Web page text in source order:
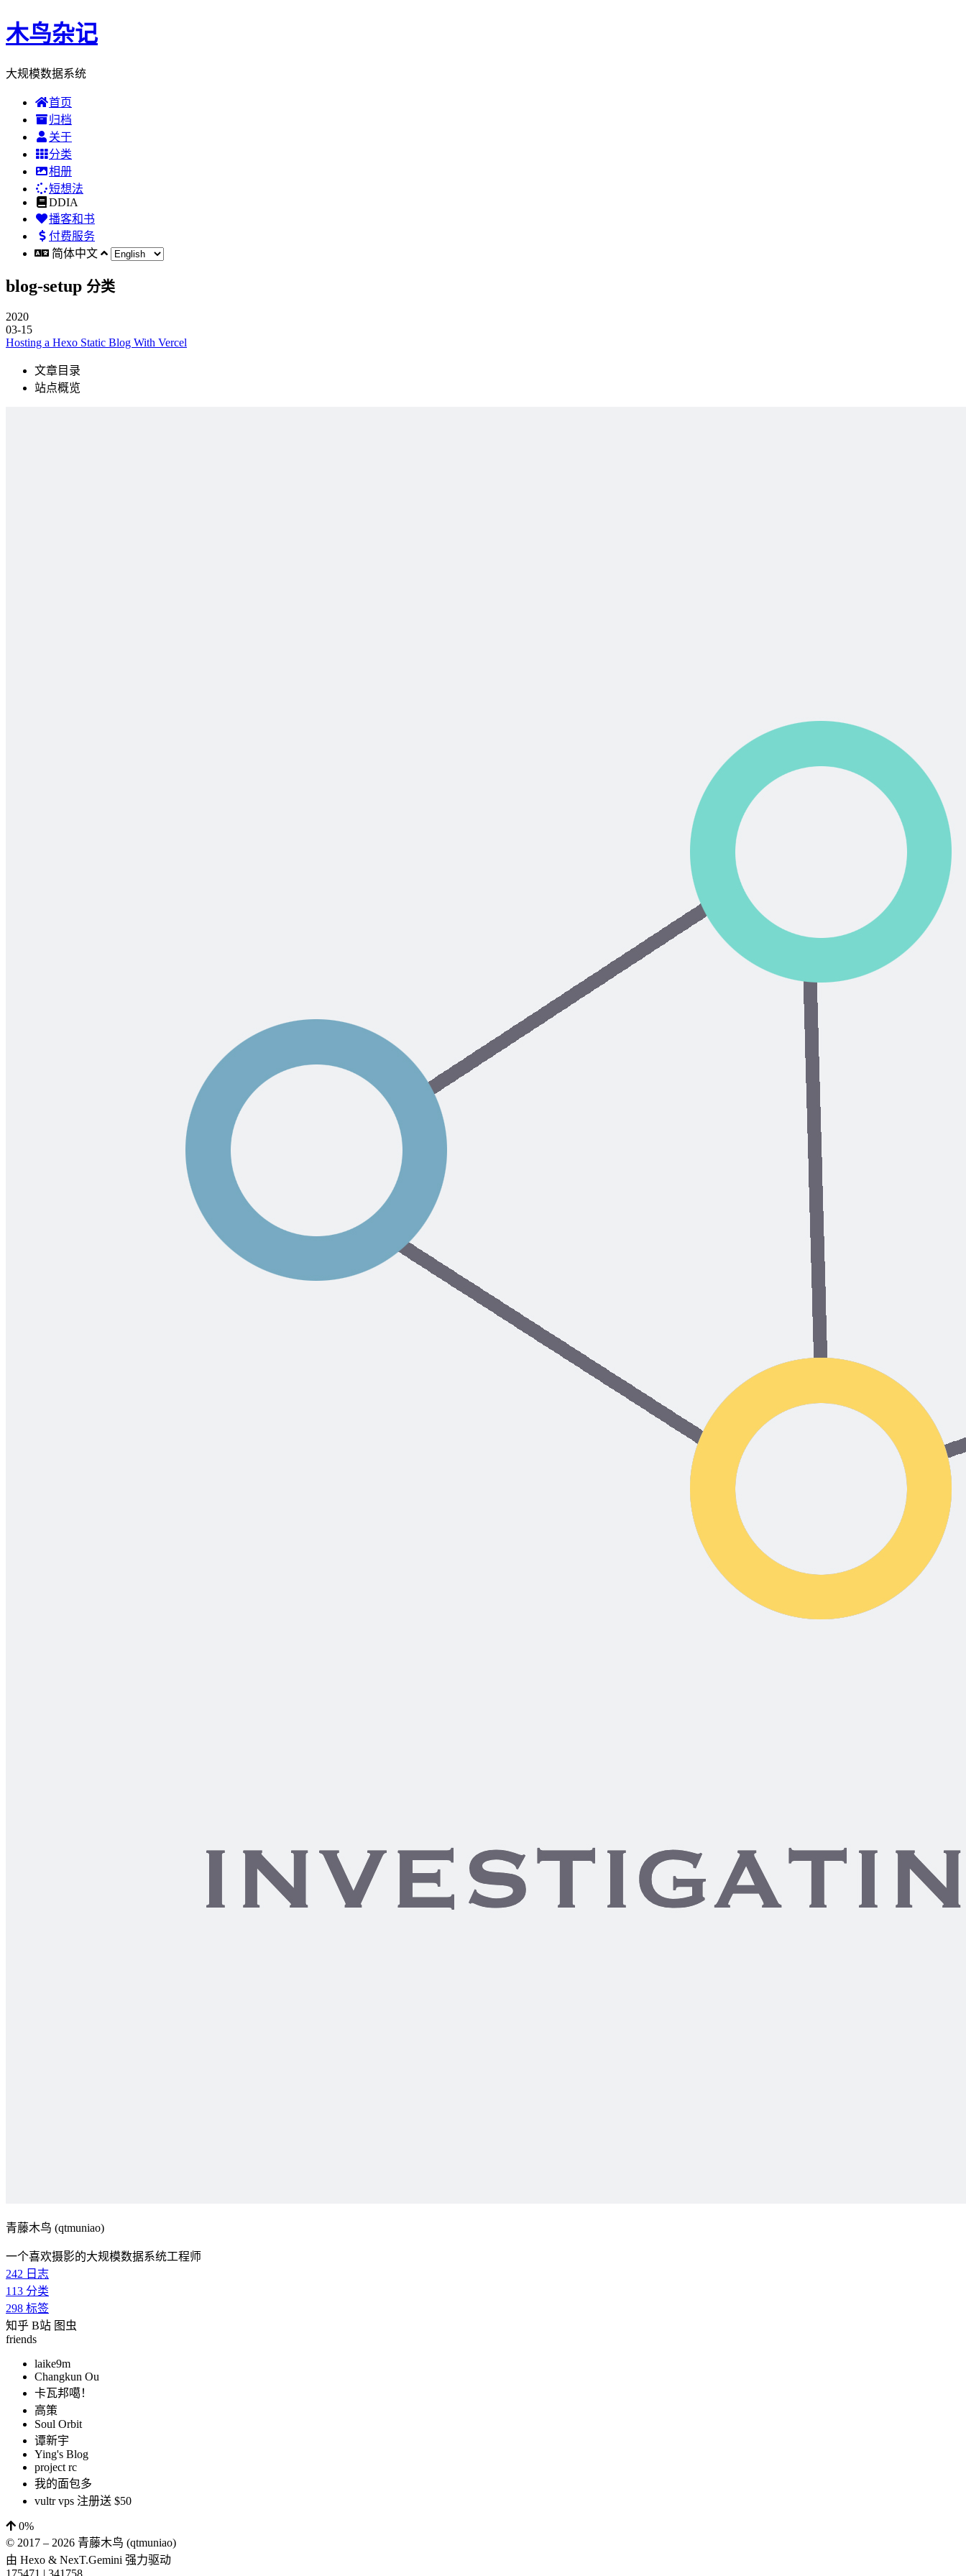
木鸟杂记
大规模数据系统
首页
归档
关于
分类
相册
短想法
DDIA
播客和书
付费服务
简体中文
blog-setup 分类
2020
03-15
Hosting a Hexo Static Blog With Vercel
文章目录
站点概览
青藤木鸟 (qtmuniao)
一个喜欢摄影的大规模数据系统工程师
242 日志
113 分类
298 标签
知乎 B站 图虫
friends
laike9m
Changkun Ou
卡瓦邦噶！
高策
Soul Orbit
谭新宇
Ying's Blog
project rc
我的面包多
vultr vps 注册送 $50
0%
© 2017 – 2026 青藤木鸟 (qtmuniao)
由 Hexo & NexT.Gemini 强力驱动
175471 | 341758